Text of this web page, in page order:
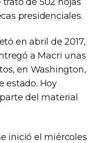
presidenciales.
en abril de 2017,
a Macri unas
en Washington,
estado. Hoy
del material
inició el miércoles